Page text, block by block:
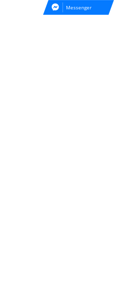
Messenger